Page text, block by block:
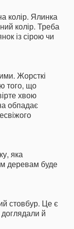
колір. Ялинка
колір. Треба
із сірою чи
Жорсткі
того, що
хвою
обпадає
яка
деревам буде
стовбур. Це є
й